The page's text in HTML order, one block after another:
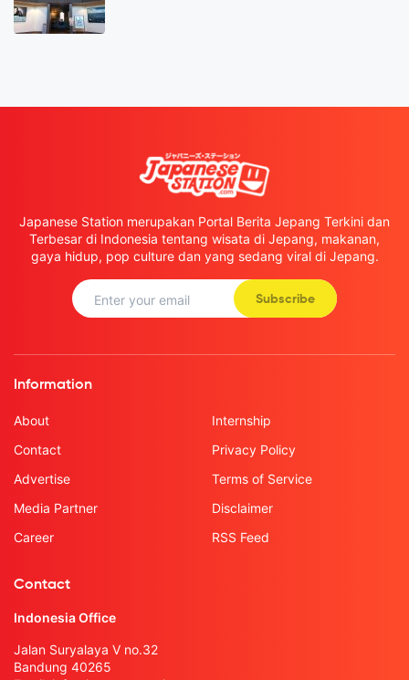
Japanese Station merupakan Portal Berita Jepang Terkini dan
Terbesar di Indonesia tentang wisata di Jepang, makanan,
gaya hidup, pop culture dan yang sedang viral di Jepang.
Subscribe
Information
About
Contact
Advertise
Media Partner
Career
Internship
Privacy Policy
Terms of Service
Disclaimer
RSS Feed
Contact
Indonesia Office
Jalan Suryalaya V no.32
Bandung 40265